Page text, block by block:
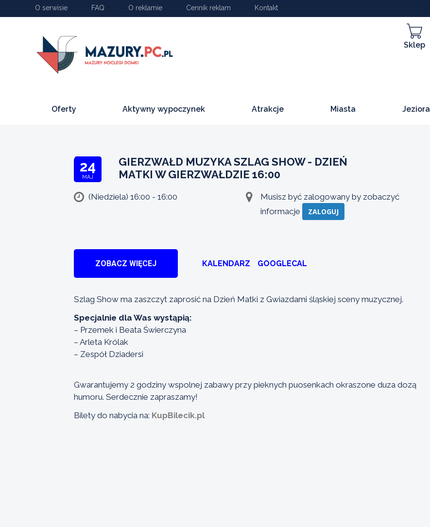
O serwisie FAQ O reklamie Cennik reklam Kontakt
Sklep
Oferty Aktywny wypoczynek Atrakcje Miasta Jeziora
24
MAJ
GIERZWAŁD MUZYKA SZLAG SHOW - DZIEŃ
MATKI W GIERZWAŁDZIE 16:00
(Niedziela) 16:00 - 16:00
Musisz być zalogowany by zobaczyć
informacje
ZALOGUJ
ZOBACZ WIĘCEJ KALENDARZ GOOGLECAL
Szlag Show ma zaszczyt zaprosić na Dzień Matki z Gwiazdami śląskiej sceny muzycznej.
Specjalnie dla Was wystąpią:
– Przemek i Beata Świerczyna
– Arleta Królak
– Zespół Dziadersi
Gwarantujemy 2 godziny wspolnej zabawy przy pieknych puosenkach okraszone duza dozą
humoru. Serdecznie zapraszamy!
Bilety do nabycia na: KupBilecik.pl